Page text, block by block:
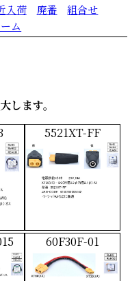
拡大します。
5521XT-FF
60F30F-01
入荷 廃番
組合せ
ム